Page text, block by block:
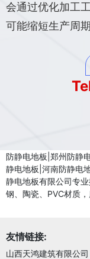
会通过优化加工
可能缩短生产周
防静电地板|郑州防静
静电地板|河南防静电
静电地板有限公司专
钢、陶瓷、PVC材质
友情链接:
山西天鸿建筑有限公司